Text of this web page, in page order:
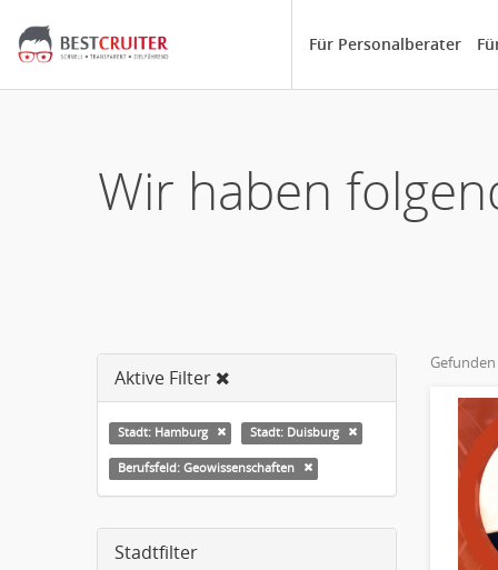
Für Personalberater
Wir haben
Aktive Filter
Stadt: Hamburg Stadt: Duisburg
Berufsfeld: Geowissenschaften
Stadtfilter